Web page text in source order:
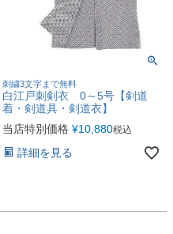
刺繍3文字まで無料
白江戸刺剣衣 0～5号【剣道
着・剣道具・剣道衣】
当店特別価格 ¥10,880税込
詳細を見る